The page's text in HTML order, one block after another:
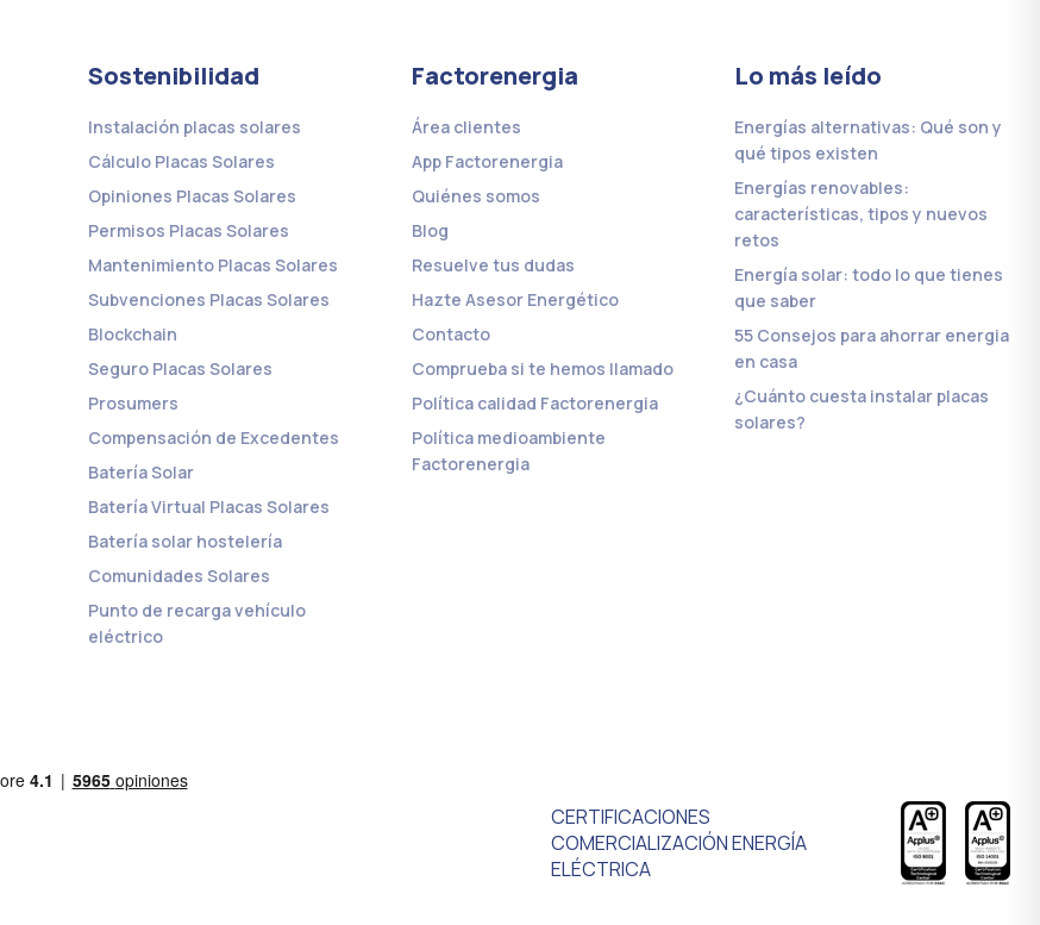
Sostenibilidad
Instalación placas solares
Cálculo Placas Solares
Opiniones Placas Solares
Permisos Placas Solares
Mantenimiento Placas Solares
Subvenciones Placas Solares
Blockchain
Seguro Placas Solares
Prosumers
Compensación de Excedentes
Batería Solar
Batería Virtual Placas Solares
Batería solar hostelería
Comunidades Solares
Punto de recarga vehículo
eléctrico
Factorenergia
Área clientes
App Factorenergia
Quiénes somos
Blog
Resuelve tus dudas
Hazte Asesor Energético
Contacto
Comprueba si te hemos llamado
Política calidad Factorenergia
Política medioambiente
Factorenergia
Lo más leído
Energías alternativas: Qué son y
qué tipos existen
Energías renovables:
características, tipos y nuevos
retos
Energía solar: todo lo que tienes
que saber
55 Consejos para ahorrar energia
en casa
¿Cuánto cuesta instalar placas
solares?
CERTIFICACIONES
COMERCIALIZACIÓN ENERGÍA
ELÉCTRICA